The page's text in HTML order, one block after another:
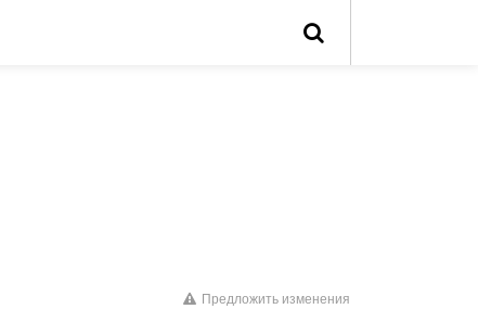
Предложить изменения